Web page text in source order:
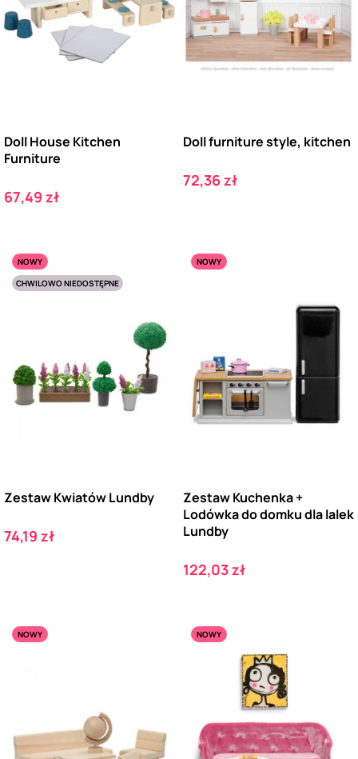
Doll House Kitchen
Furniture
Cena
67,49 zł
Doll furniture style, kitchen
Cena
72,36 zł
NOWY
CHWILOWO NIEDOSTĘPNE
Zestaw Kwiatów Lundby
Cena
74,19 zł
NOWY
Zestaw Kuchenka +
Lodówka do domku dla lalek
Lundby
Cena
122,03 zł
NOWY NOWY